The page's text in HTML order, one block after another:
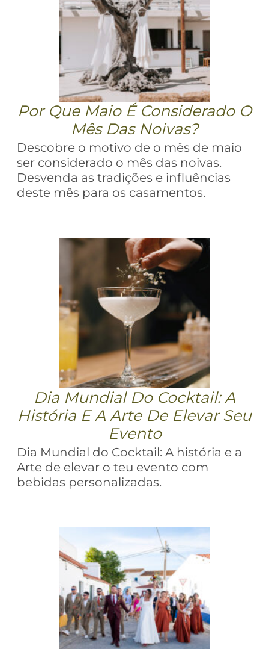
Por Que Maio É Considerado O
Mês Das Noivas?
Descobre o motivo de o mês de maio
ser considerado o mês das noivas.
Desvenda as tradições e influências
deste mês para os casamentos.
Dia Mundial Do Cocktail: A
História E A Arte De Elevar Seu
Evento
Dia Mundial do Cocktail: A história e a
Arte de elevar o teu evento com
bebidas personalizadas.